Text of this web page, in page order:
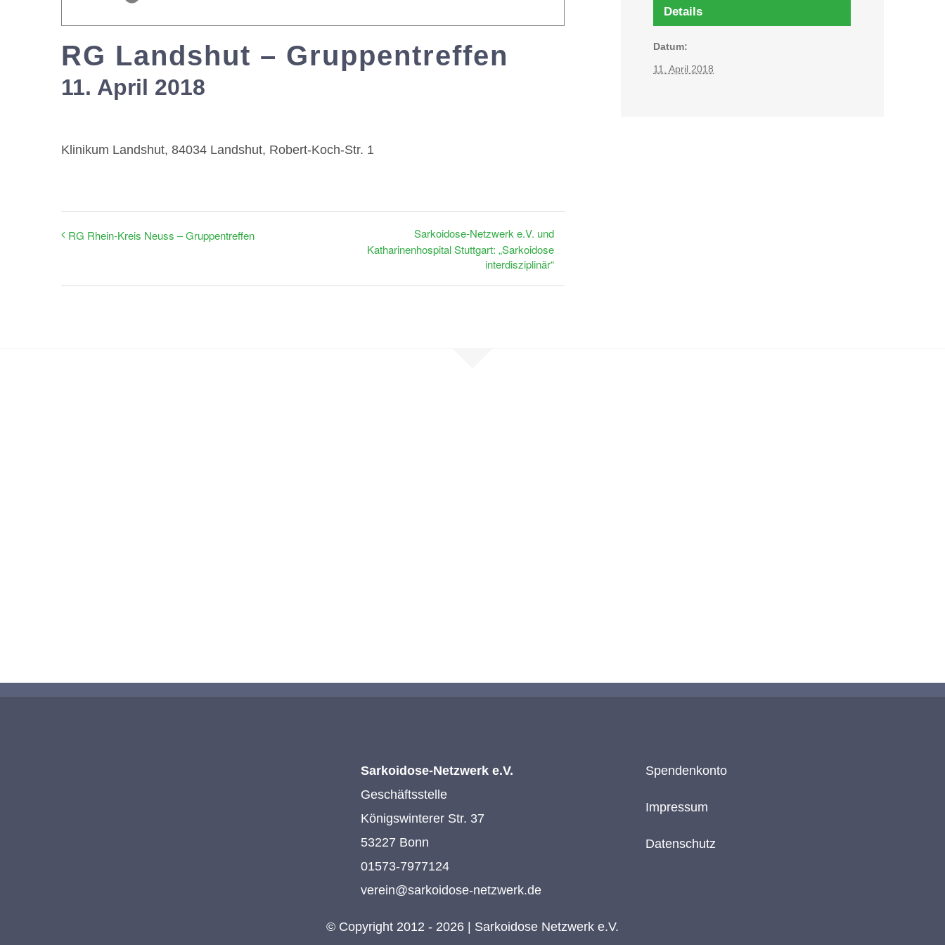
RG Landshut – Gruppentreffen
11. April 2018
Klinikum Landshut, 84034 Landshut, Robert-Koch-Str. 1
RG Rhein-Kreis Neuss – Gruppentreffen
Sarkoidose-Netzwerk e.V. und
Katharinenhospital Stuttgart: „Sarkoidose
interdisziplinär“
Details
Datum:
11. April 2018
Sarkoidose-Netzwerk e.V.
Geschäftsstelle
Königswinterer Str. 37
53227 Bonn
01573-7977124
verein@sarkoidose-netzwerk.de
Spendenkonto
Impressum
Datenschutz
© Copyright 2012 - 2026 | Sarkoidose Netzwerk e.V.